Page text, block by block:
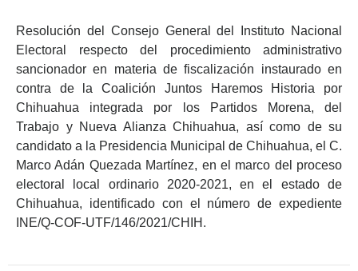
Resolución del Consejo General del Instituto Nacional
Electoral respecto del procedimiento administrativo
sancionador en materia de fiscalización instaurado en
contra de la Coalición Juntos Haremos Historia por
Chihuahua integrada por los Partidos Morena, del
Trabajo y Nueva Alianza Chihuahua, así como de su
candidato a la Presidencia Municipal de Chihuahua, el C.
Marco Adán Quezada Martínez, en el marco del proceso
electoral local ordinario 2020-2021, en el estado de
Chihuahua, identificado con el número de expediente
INE/Q-COF-UTF/146/2021/CHIH.